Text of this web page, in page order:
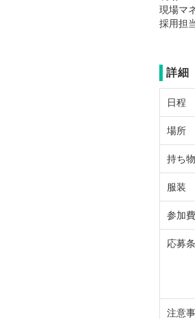
現場マ
採用担
詳細
日程
場所
持ち物
服装
参加費
応募
注意